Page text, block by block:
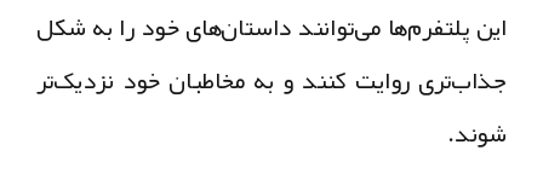
این پلتفرم‌ها می‌توانند داستان‌های خود را به شکل
جذاب‌تری روایت کنند و به مخاطبان خود نزدیک‌تر
شوند.